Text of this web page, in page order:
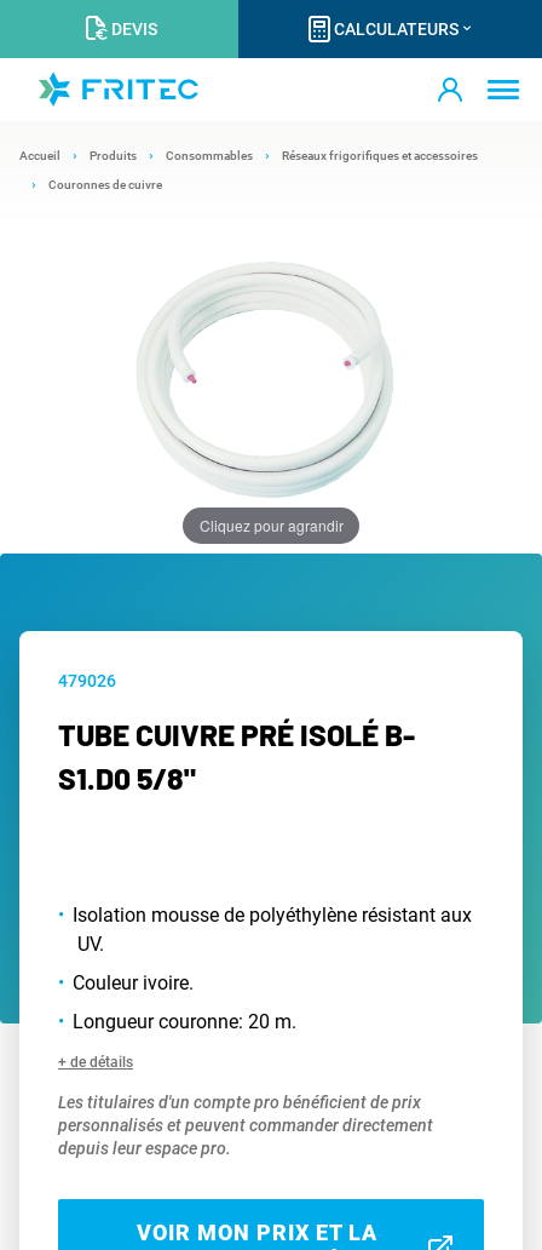
DEVIS CALCULATEURS
Accueil Produits Consommables Réseaux frigorifiques et accessoires
Couronnes de cuivre
Cliquez pour agrandir
479026
TUBE CUIVRE PRÉ ISOLÉ B-
S1.D0 5/8"
Isolation mousse de polyéthylène résistant aux
UV.
Couleur ivoire.
Longueur couronne: 20 m.
+ de détails
Les titulaires d'un compte pro bénéficient de prix
personnalisés et peuvent commander directement
depuis leur espace pro.
VOIR MON PRIX ET LA